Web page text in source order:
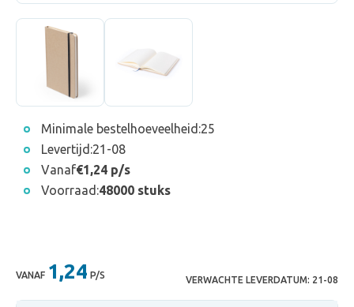
Minimale bestelhoeveelheid:25
Levertijd:21-08
Vanaf€1,24 p/s
Voorraad:48000 stuks
VANAF 1,24 P/S VERWACHTE LEVERDATUM: 21-08